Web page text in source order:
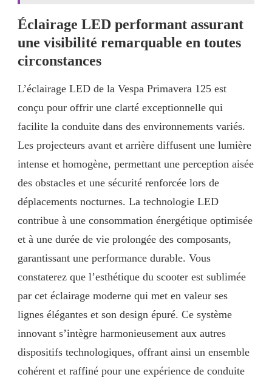
Éclairage LED performant assurant
une visibilité remarquable en toutes
circonstances
L’éclairage LED de la Vespa Primavera 125 est
conçu pour offrir une clarté exceptionnelle qui
facilite la conduite dans des environnements variés.
Les projecteurs avant et arrière diffusent une lumière
intense et homogène, permettant une perception aisée
des obstacles et une sécurité renforcée lors de
déplacements nocturnes. La technologie LED
contribue à une consommation énergétique optimisée
et à une durée de vie prolongée des composants,
garantissant une performance durable. Vous
constaterez que l’esthétique du scooter est sublimée
par cet éclairage moderne qui met en valeur ses
lignes élégantes et son design épuré. Ce système
innovant s’intègre harmonieusement aux autres
dispositifs technologiques, offrant ainsi un ensemble
cohérent et raffiné pour une expérience de conduite